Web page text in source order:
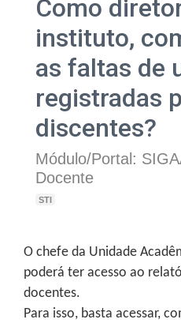
Como
instituto,
as faltas de
registradas
discentes?
Módulo/Portal:
Docente
STI
O chefe da Unidade
poderá ter acesso ao
docentes.
Para isso, basta acessar,